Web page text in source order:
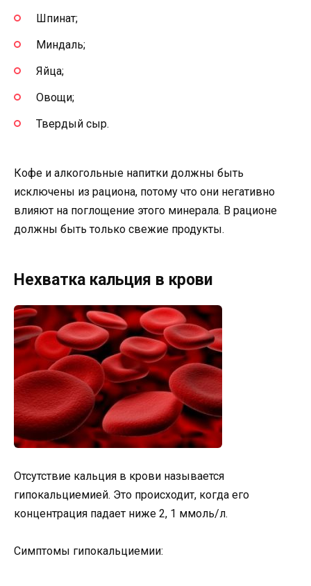
Шпинат;
Миндаль;
Яйца;
Овощи;
Твердый сыр.
Кофе и алкогольные напитки должны быть
исключены из рациона, потому что они негативно
влияют на поглощение этого минерала. В рационе
должны быть только свежие продукты.
Нехватка кальция в крови
Отсутствие кальция в крови называется
гипокальциемией. Это происходит, когда его
концентрация падает ниже 2, 1 ммоль/л.
Симптомы гипокальциемии: